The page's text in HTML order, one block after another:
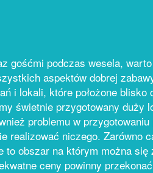
gośćmi podczas wesela,
aspektów dobrej
i lokali, które położone
świetnie przygotowany duży
problemu w
niczego. Zarówno
obszar na którym można
ceny powinny